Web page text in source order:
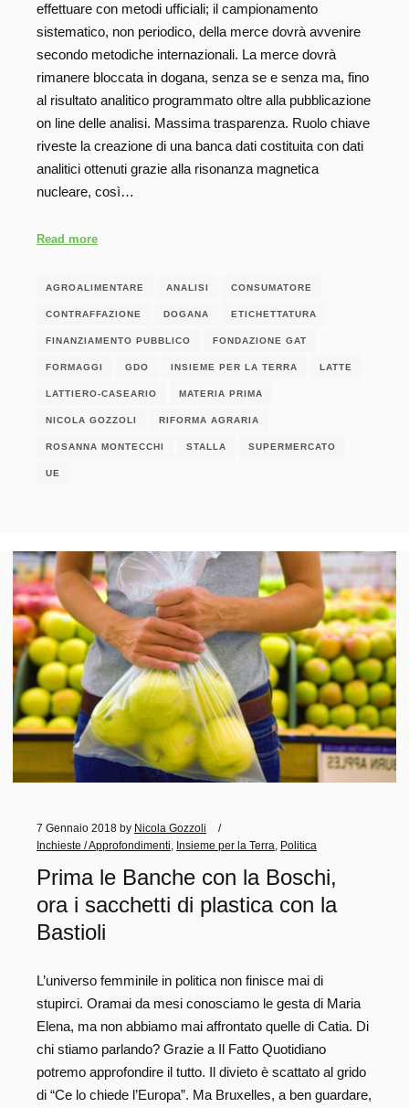
effettuare con metodi ufficiali; il campionamento
sistematico, non periodico, della merce dovrà avvenire
secondo metodiche internazionali. La merce dovrà
rimanere bloccata in dogana, senza se e senza ma, fino
al risultato analitico programmato oltre alla pubblicazione
on line delle analisi. Massima trasparenza. Ruolo chiave
riveste la creazione di una banca dati costituita con dati
analitici ottenuti grazie alla risonanza magnetica
nucleare, così…
Read more
AGROALIMENTARE ANALISI CONSUMATORE
CONTRAFFAZIONE DOGANA ETICHETTATURA
FINANZIAMENTO PUBBLICO FONDAZIONE GAT
FORMAGGI GDO INSIEME PER LA TERRA LATTE
LATTIERO-CASEARIO MATERIA PRIMA
NICOLA GOZZOLI RIFORMA AGRARIA
ROSANNA MONTECCHI STALLA SUPERMERCATO
UE
7 Gennaio 2018 by Nicola Gozzoli
Inchieste / Approfondimenti
Insieme per la Terra Politica
Prima le Banche con la Boschi,
ora i sacchetti di plastica con la
Bastioli
L’universo femminile in politica non finisce mai di
stupirci. Oramai da mesi conosciamo le gesta di Maria
Elena, ma non abbiamo mai affrontato quelle di Catia. Di
chi stiamo parlando? Grazie a Il Fatto Quotidiano
potremo approfondire il tutto. Il divieto è scattato al grido
di “Ce lo chiede l’Europa”. Ma Bruxelles, a ben guardare,